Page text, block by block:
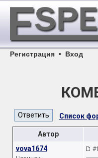
Регистрация • Вход
Список
Автор
vova1674